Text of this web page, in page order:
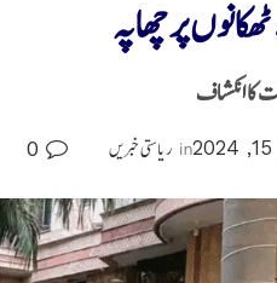
پر چھاپہ
in ریاستی خبریں